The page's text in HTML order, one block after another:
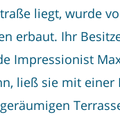
liegt, wurde
erbaut. Ihr
Impressionist
ließ sie mit einer